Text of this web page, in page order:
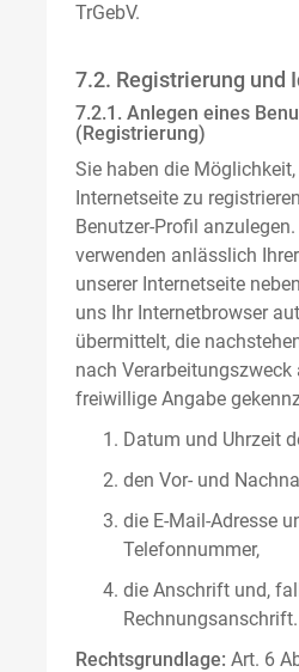
TrGebV.
7.2. Registrierung und
7.2.1. Anlegen eines
(Registrierung)
Sie haben die
Internetseite zu
Benutzer-Profil
verwenden anlässlich
unserer Internetseite
uns Ihr Internetbrowser
übermittelt, die
nach Verarbeitungszweck
freiwillige Angabe
Datum und Uhrzeit
den Vor- und
die E-Mail-Adresse
Telefonnummer,
die Anschrift und,
Rechnungsanschrift.
Rechtsgrundlage: Art. 6